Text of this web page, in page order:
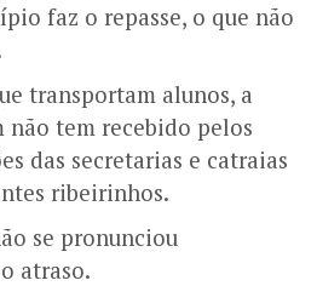
faz o repasse, o que não
transportam alunos, a
não tem recebido pelos
das secretarias e catraias
ribeirinhos.
se pronunciou
atraso.